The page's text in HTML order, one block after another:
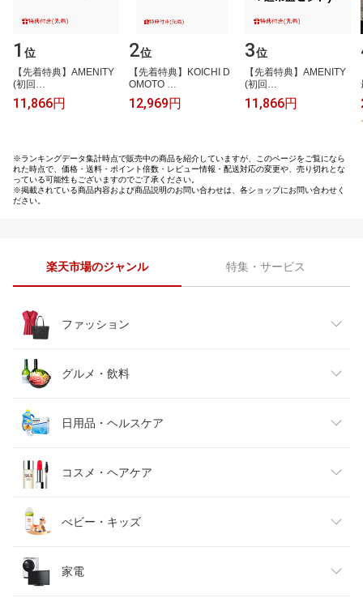
1 位
【​先​着​特​典​】​A​M​E​N​I​T​Y​ ​
(​初​回​…
11,866円
2位
【​先​着​特​典​】​K​O​I​C​H​I​ ​D​
O​M​O​T​O​ ​…
12,969円
3位
【​先​着​特​典​】​A​M​E​N​I​T​Y​ ​
(​初​回​…
11,866円
※ランキングデータ集計時点で販売中の商品を紹介していますが、このページをご覧になら
れた時点で、価格・送料・ポイント倍数・レビュー情報・配送対応の変更や、売り切れとな
っている可能性もございますのでご了承ください。
※掲載されている商品内容および商品説明のお問い合わせは、各ショップにお問い合わせく
ださい。
楽天市場のジャンル 特集・サービス
ファッション
レディースファッション
メンズファッション
キッズファッション
ベビーファッション
インナー・下着・ナイトウェア
グルメ・飲料
食品
スイーツ・お菓子
水・ソフトドリンク
ビール・洋酒
日用品・ヘルスケア
日用品雑貨・文房具・手芸
ダイエット・健康
医薬品・コンタクト・介護
コスメ・ヘアケア
美容・コスメ・香水
べビー・キッズ
キッズ・ベビー・マタニティ
家電